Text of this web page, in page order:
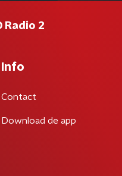
Radio 2
Info
Contact
Download de app